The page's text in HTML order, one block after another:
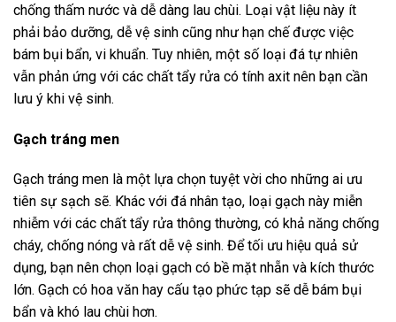
chống thấm nước và dễ dàng lau chùi. Loại vật liệu này ít
phải bảo dưỡng, dễ vệ sinh cũng như hạn chế được việc
bám bụi bẩn, vi khuẩn. Tuy nhiên, một số loại đá tự nhiên
vẫn phản ứng với các chất tẩy rửa có tính axit nên bạn cần
lưu ý khi vệ sinh.
Gạch tráng men
Gạch tráng men là một lựa chọn tuyệt vời cho những ai ưu
tiên sự sạch sẽ. Khác với đá nhân tạo, loại gạch này miễn
nhiễm với các chất tẩy rửa thông thường, có khả năng chống
cháy, chống nóng và rất dễ vệ sinh. Để tối ưu hiệu quả sử
dụng, bạn nên chọn loại gạch có bề mặt nhẵn và kích thước
lớn. Gạch có hoa văn hay cấu tạo phức tạp sẽ dễ bám bụi
bẩn và khó lau chùi hơn.